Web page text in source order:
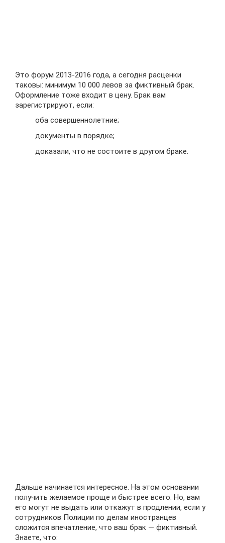
Это форум 2013-2016 года, а сегодня расценки
таковы: минимум 10 000 левов за фиктивный брак.
Оформление тоже входит в цену. Брак вам
зарегистрируют, если:
оба совершеннолетние;
документы в порядке;
доказали, что не состоите в другом браке.
Дальше начинается интересное. На этом основании
получить желаемое проще и быстрее всего. Но, вам
его могут не выдать или откажут в продлении, если у
сотрудников Полиции по делам иностранцев
сложится впечатление, что ваш брак — фиктивный.
Знаете, что: